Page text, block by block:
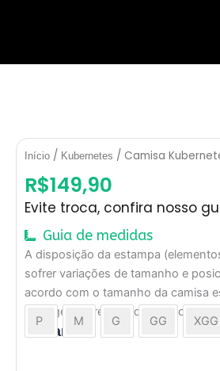
conteúdo
Início / Kubernetes / Camisa
R$149,90
Evite troca, confira nosso
Guia de medidas
A disposição da estampa
sofrer variações de tamanho e
acordo com o tamanho da camisa
à imagem apresentada no mockup.
Tamanho
P M G GG XGG
Camisa